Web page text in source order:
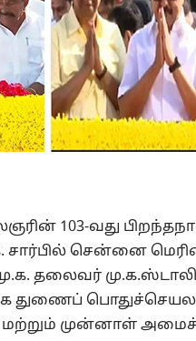
103-வது
சார்பில் சென்னை
தலைவர்
துணைப்
முன்னாள்